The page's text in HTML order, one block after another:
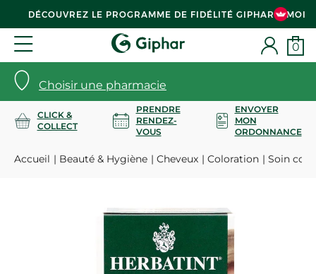
DÉCOUVREZ LE PROGRAMME DE FIDÉLITÉ GIPHAR & MOI
Choisir une pharmacie
0
CLICK &
COLLECT
PRENDRE
RENDEZ-
VOUS
ENVOYER
MON
ORDONNANCE
Accueil Beauté & Hygiène Cheveux Coloration Soin